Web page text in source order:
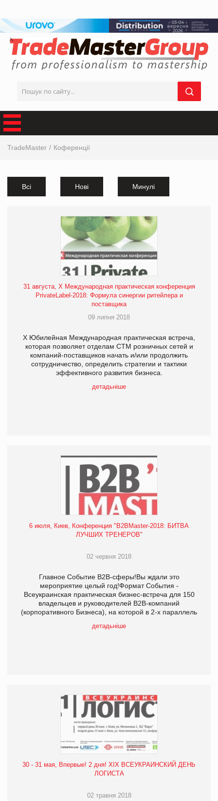
TradeMaster Коференції
Всі Нові Минулі
31 августа, X Международная практическая конференция
PrivateLabel-2018: Формула синергии ритейлера и
поставщика
09 липня 2018
X Юбилейная Международная практическая встреча,
которая позволяет отделам СТМ розничных сетей и
компаний-поставщиков начать и/или продолжить
сотрудничество, определить стратегии и тактики
эффективного развития бизнеса.
детадьніше
6 июля, Киев, Конференция "B2BMaster-2018: БИТВА
ЛУЧШИХ ТРЕНЕРОВ"
02 червня 2018
Главное Событие В2В-сферы!Вы ждали это
мероприятие целый год!Формат События -
Всеукраинская практическая бизнес-встреча для 150
владельцев и руководителей В2В-компаний
(корпоративного Бизнеса), на которой в 2-х параллель
детадьніше
30 - 31 мая, Впервые! 2 дня! XIX ВСЕУКРАИНСКИЙ ДЕНЬ
ЛОГИСТА
02 травня 2018